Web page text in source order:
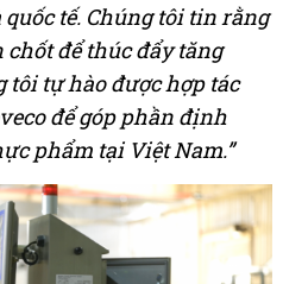
tế. Chúng tôi tin rằng
chốt để thúc đẩy tăng
tôi tự hào được hợp tác
để góp phần định
phẩm tại Việt Nam.”